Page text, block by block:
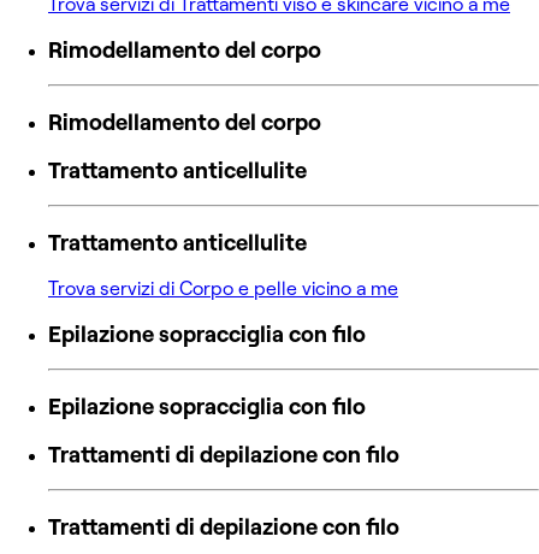
Rimodellamento del corpo
Rimodellamento del corpo
Trattamento anticellulite
Trattamento anticellulite
Trova servizi di Corpo e pelle vicino a me
Epilazione sopracciglia con filo
Epilazione sopracciglia con filo
Trattamenti di depilazione con filo
Trattamenti di depilazione con filo